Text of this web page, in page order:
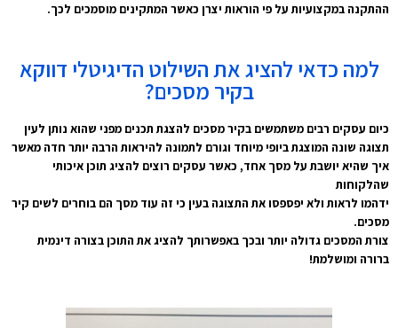
ההתקנה במקצועיות על פי הוראות יצרן כאשר המתקינים מוסמכים לכך.
למה כדאי להציג את השילוט הדיגיטלי דווקא
בקיר מסכים?
כיום עסקים רבים משתמשים בקיר מסכים להצגת תכנים מפני שהוא נותן לעין
תצוגה שונה המוצגת ביופי מיוחד וגורם לתמונה להיראות הרבה יותר חדה מאשר
איך שהיא יושבת על מסך אחד, כאשר עסקים רוצים להציג תוכן איכותי
שהלקוחות
ידהמו לראות ולא יפספסו את התצוגה בעין כי זה עוד מסך הם בוחרים לשים קיר
מסכים.
צורת המסכים גדולה יותר ובכך באפשרותך להציג את התוכן בצורה דינמית
ברורה ומושלמת!